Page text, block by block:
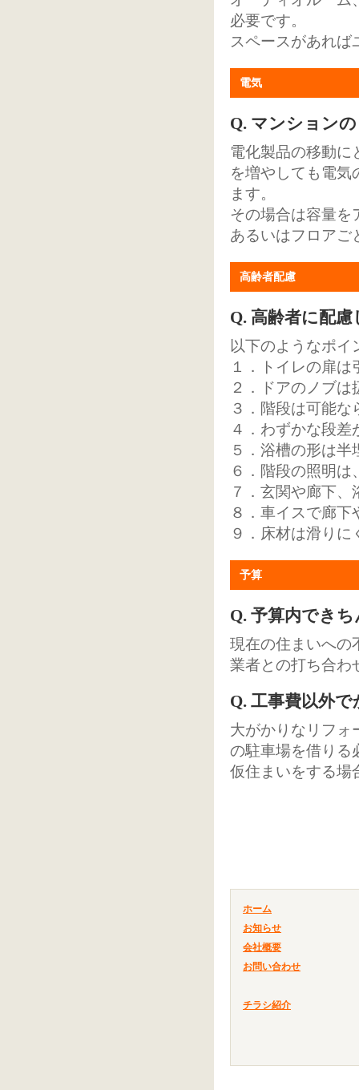
必要です。
スペースがあれ
電気
Q. マンション
電化製品の移動に
を増やしても電気
ます。
その場合は容量を
あるいはフロアご
高齢者配慮
Q. 高齢者に配
以下のようなポイ
１．トイレの扉
２．ドアのノブ
３．階段は可能
４．わずかな段
５．浴槽の形は
６．階段の照明
７．玄関や廊下
８．車イスで廊
９．床材は滑りに
予算
Q. 予算内でき
現在の住まいへの
業者との打ち合わ
Q. 工事費以外
大がかりなリフォ
の駐車場を借りる
仮住まいをする場
ホーム
お知らせ
会社概要
お問い合わせ
チラシ紹介